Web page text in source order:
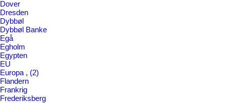
Dover
Dresden
Dybbøl
Dybbøl Banke
Egå
Egholm
Egypten
EU
Europa , (2)
Flandern
Frankrig
Frederiksberg